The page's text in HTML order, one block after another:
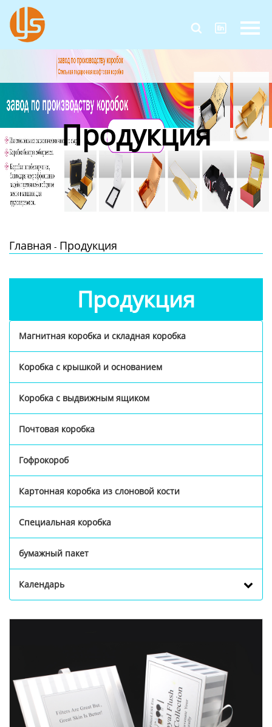
 
Главная
Продукция
О Нас
Контакты Продукция
Главная - Продукция
Продукция
Магнитная коробка и складная коробка
Коробка с крышкой и основанием
Коробка с выдвижным ящиком
Почтовая коробка
Гофрокороб
Картонная коробка из слоновой кости
Специальная коробка
бумажный пакет
Календарь